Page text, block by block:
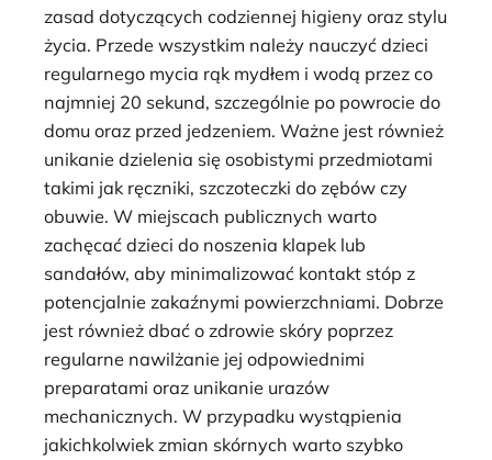
zasad dotyczących codziennej higieny oraz stylu
życia. Przede wszystkim należy nauczyć dzieci
regularnego mycia rąk mydłem i wodą przez co
najmniej 20 sekund, szczególnie po powrocie do
domu oraz przed jedzeniem. Ważne jest również
unikanie dzielenia się osobistymi przedmiotami
takimi jak ręczniki, szczoteczki do zębów czy
obuwie. W miejscach publicznych warto
zachęcać dzieci do noszenia klapek lub
sandałów, aby minimalizować kontakt stóp z
potencjalnie zakaźnymi powierzchniami. Dobrze
jest również dbać o zdrowie skóry poprzez
regularne nawilżanie jej odpowiednimi
preparatami oraz unikanie urazów
mechanicznych. W przypadku wystąpienia
jakichkolwiek zmian skórnych warto szybko